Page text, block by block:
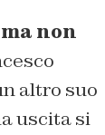
non
altro suo
uscita si